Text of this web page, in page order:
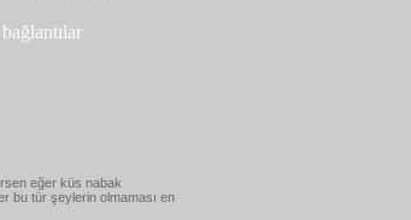
eğer küs nabak
bu tür şeylerin olmaması en